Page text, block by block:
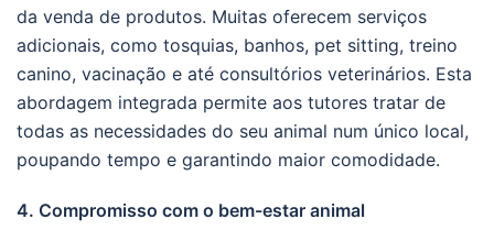
da venda de produtos. Muitas oferecem serviços
adicionais, como tosquias, banhos, pet sitting, treino
canino, vacinação e até consultórios veterinários. Esta
abordagem integrada permite aos tutores tratar de
todas as necessidades do seu animal num único local,
poupando tempo e garantindo maior comodidade.
4. Compromisso com o bem-estar animal